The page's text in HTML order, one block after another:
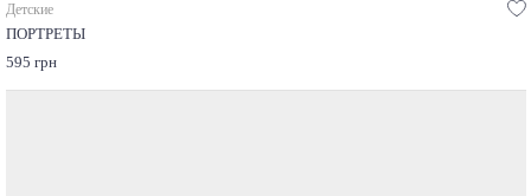
Детские
ПОРТРЕТЫ
595 грн